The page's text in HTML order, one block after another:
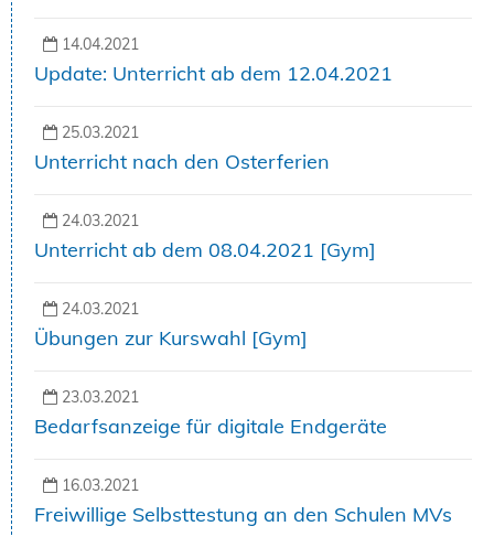
14.04.2021
Update: Unterricht ab dem 12.04.2021
25.03.2021
Unterricht nach den Osterferien
24.03.2021
Unterricht ab dem 08.04.2021 [Gym]
24.03.2021
Übungen zur Kurswahl [Gym]
23.03.2021
Bedarfsanzeige für digitale Endgeräte
16.03.2021
Freiwillige Selbsttestung an den Schulen MVs